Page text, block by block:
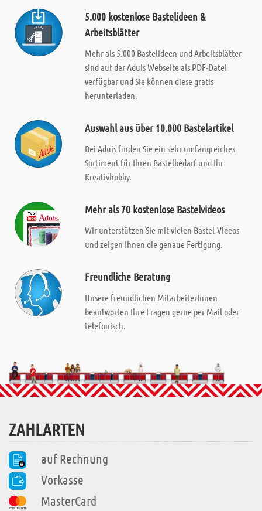
5.000 kostenlose Bastelideen &
Arbeitsblätter
Mehr als 5.000 Bastelideen und Arbeitsblätter
sind auf der Aduis Webseite als PDF-Datei
verfügbar und Sie können diese gratis
herunterladen.
Auswahl aus über 10.000 Bastelartikel
Bei Aduis finden Sie ein sehr umfangreiches
Sortiment für Ihren Bastelbedarf und Ihr
Kreativhobby.
Mehr als 70 kostenlose Bastelvideos
Wir unterstützen Sie mit vielen Bastel-Videos
und zeigen Ihnen die genaue Fertigung.
Freundliche Beratung
Unsere freundlichen MitarbeiterInnen
beantworten Ihre Fragen gerne per Mail oder
telefonisch.
ZAHLARTEN
auf Rechnung
Vorkasse
MasterCard